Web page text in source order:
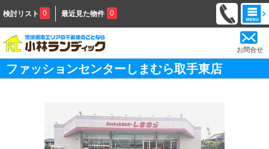
検討リスト 0 最近見た物件 0
お問合せ
ファッションセンターしまむら取手東店